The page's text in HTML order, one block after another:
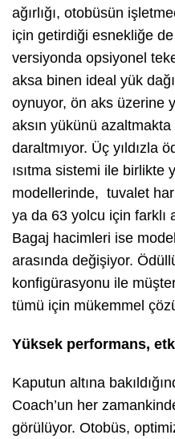
ağırlığı, otobüsün
için getirdiği esnekliğe
versiyonda opsiyonel
aksa binen ideal yük
oynuyor, ön aks üzerine
aksın yükünü
daraltmıyor. Üç yıldızla
ısıtma sistemi ile birlikte
modellerinde, tuvalet
ya da 63 yolcu için farklı
Bagaj hacimleri ise
arasında değişiyor.
konfigürasyonu ile
tümü için mükemmel
Yüksek performans,
Kaputun altına
Coach’un her
görülüyor. Otobüs,